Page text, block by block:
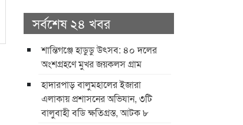
সর্বশেষ ২৪ খবর
শান্তিগঞ্জে হাডুডু উৎসব: ৪০ দলের
অংশগ্রহণে মুখর জয়কলস গ্রাম
হাদারপাড় বালুমহালের ইজারা
এলাকায় প্রশাসনের অভিযান, ৩টি
বালুবাহী বডি ক্ষতিগ্রস্ত, আটক ৮